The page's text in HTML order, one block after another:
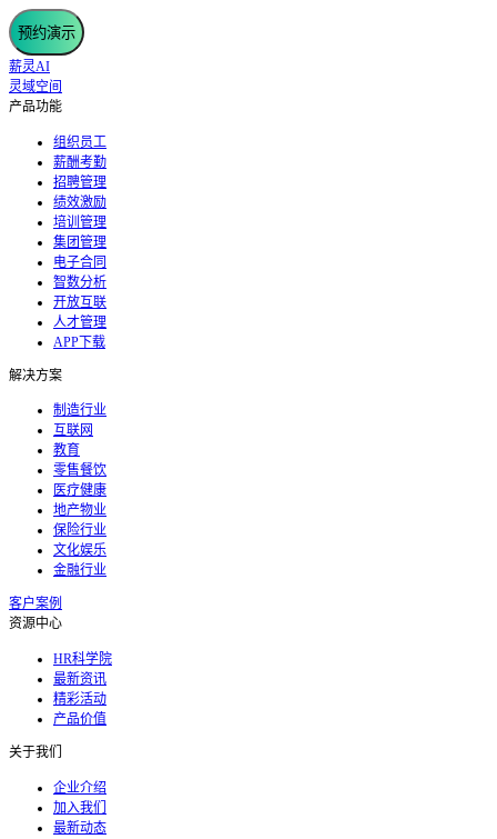
预约演示
薪灵AI
灵域空间
产品功能
组织员工
薪酬考勤
招聘管理
绩效激励
培训管理
集团管理
电子合同
智数分析
开放互联
人才管理
APP下载
解决方案
制造行业
互联网
教育
零售餐饮
医疗健康
地产物业
保险行业
文化娱乐
金融行业
客户案例
资源中心
HR科学院
最新资讯
精彩活动
产品价值
关于我们
企业介绍
加入我们
最新动态